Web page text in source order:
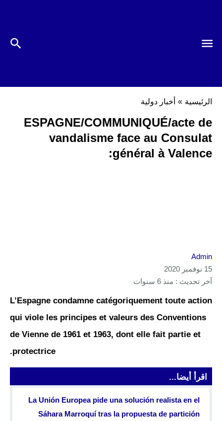
الرئيسية » أخبار دولية
ESPAGNE/COMMUNIQUÉ/acte de
vandalisme face au Consulat
général à Valence:
Admin
15 نوفمبر 2020
آخر تحديث : منذ 6 سنوات
L’Espagne condamne catégoriquement toute action
qui viole les principes et valeurs des Conventions
de Vienne de 1961 et 1963, dont elle fait partie et
protectrice.
اقرأ أيضا...
La Unión Europea pide una solución realista en el
Sáhara Marroquí tras la propuesta de partición